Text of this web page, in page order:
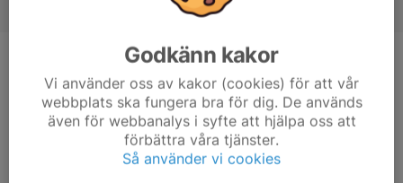
Back
Ålder
27 år
Längd
201 cm
96 kg
Godkänn kakor
Vi använder oss av kakor (cookies) för att vår
webbplats ska fungera bra för dig. De används
även för webbanalys i syfte att hjälpa oss att
förbättra våra tjänster.
Så använder vi cookies